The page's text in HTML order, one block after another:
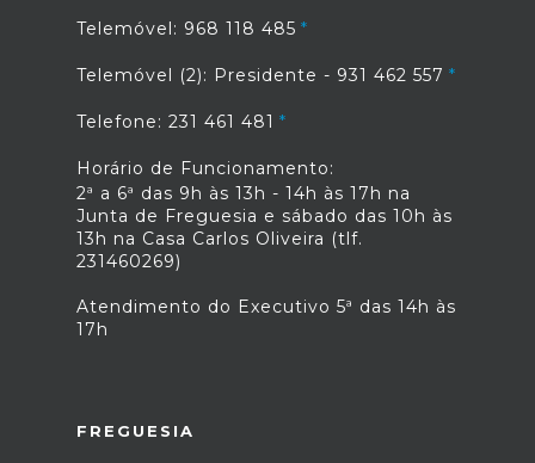
Telemóvel: 968 118 485
Telemóvel (2): Presidente - 931 462 557
Telefone: 231 461 481
Horário de Funcionamento:
2ª a 6ª das 9h às 13h - 14h às 17h na
Junta de Freguesia e sábado das 10h às
13h na Casa Carlos Oliveira (tlf.
231460269)
Atendimento do Executivo 5ª das 14h às
17h
FREGUESIA